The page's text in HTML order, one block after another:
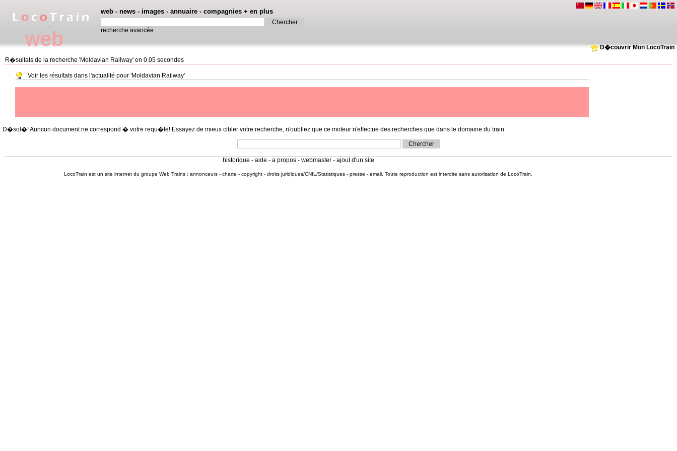
web
web - news - images - annuaire - compagnies + en plus
recherche avancée
R�sultats de la recherche 'Moldavian Railway' en 0.05 secondes
Voir les résultats dans l'actualité pour 'Moldavian Railway'
D�sol�! Auncun document ne correspond � votre requ�te! Essayez de mieux cibler votre recherche, n'oubliez que ce moteur n'effectue des recherches que dans le domaine du train.
historique - aide - a propos- webmaster- ajout d'un site
LocoTrain est un site internet du groupe Web Trains : annonceurs - charte - copyright - droits juridiques/CNIL/Statistiques - presse - email . Toute reproduction est interdite sans autorisation de LocoTrain.
D�couvrir Mon LocoTrain